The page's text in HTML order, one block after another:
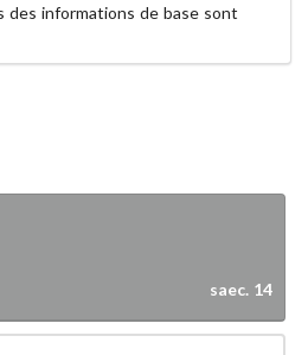
des informations de base sont
saec. 14